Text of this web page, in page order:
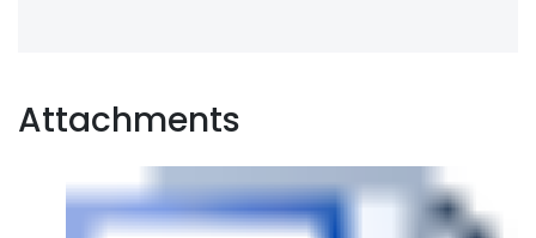
Attachments